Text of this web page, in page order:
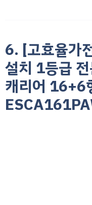
6. [고효율가
설치 1등급
캐리어 16+6